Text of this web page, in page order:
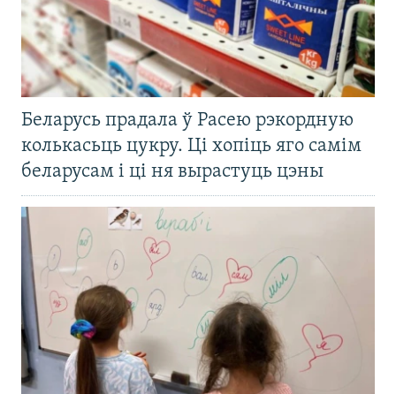
Беларусь прадала ў Расею рэкордную
колькасьць цукру. Ці хопіць яго самім
беларусам і ці ня вырастуць цэны